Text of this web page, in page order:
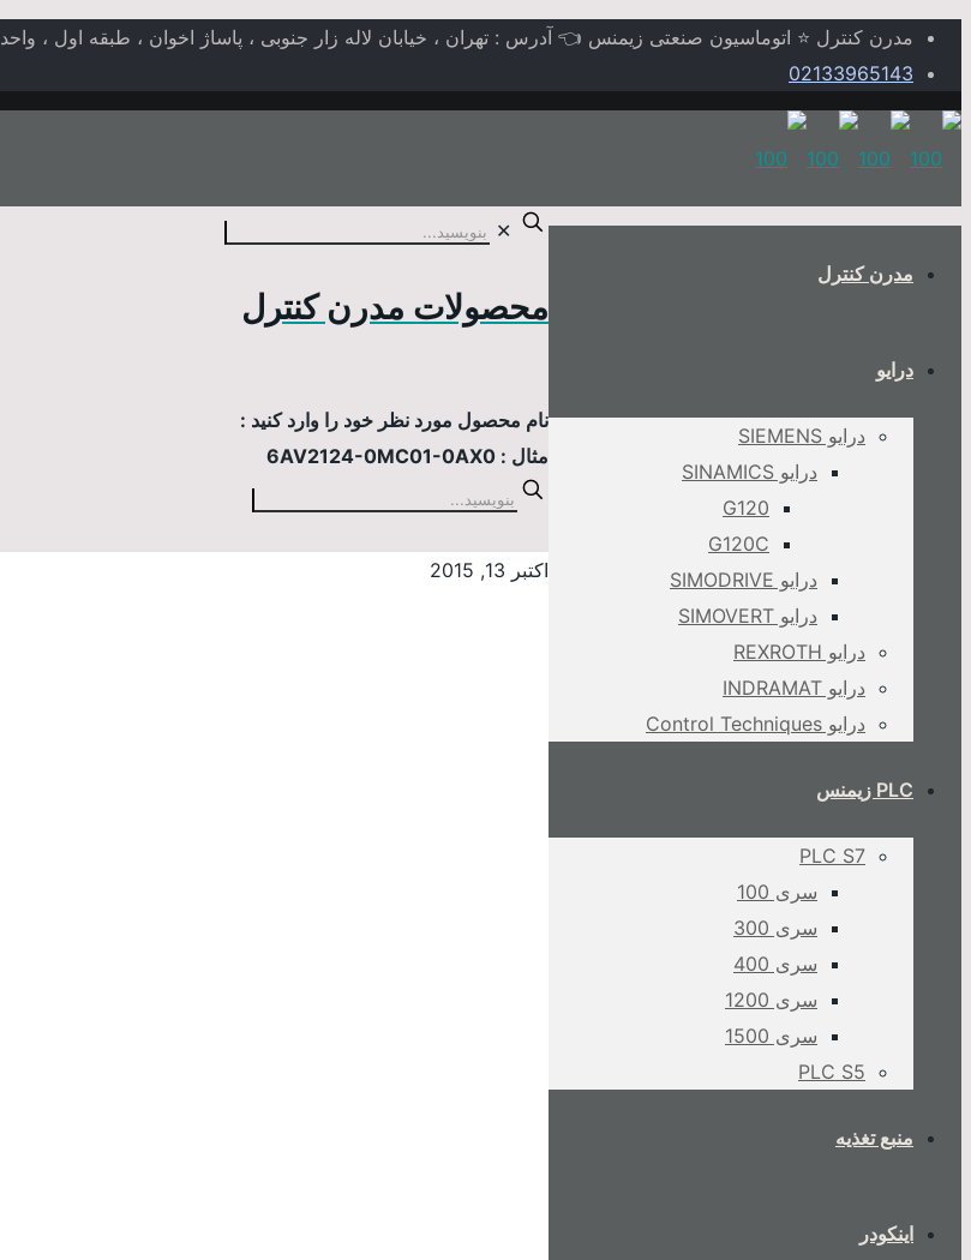
مدرن کنترل ⭐ اتوماسیون صنعتی زیمنس 👈 آدرس : تهران ، خیابان لاله زار جنوبی ، پاساژ اخوان ، طبقه اول ، واحد ۳۳ .
02133965143
مدرن کنترل
درایو
درایو SIEMENS
درایو SINAMICS
G120
G120C
درایو SIMODRIVE
درایو SIMOVERT
درایو REXROTH
درایو INDRAMAT
درایو Control Techniques
PLC زیمنس
PLC S7
سری 100
سری 300
سری 400
سری 1200
سری 1500
PLC S5
منبع تغذیه
اینکودر
✕
محصولات مدرن کنترل
نام محصول مورد نظر خود را وارد کنید :
مثال : 6AV2124-0MC01-0AX0
اکتبر 13, 2015